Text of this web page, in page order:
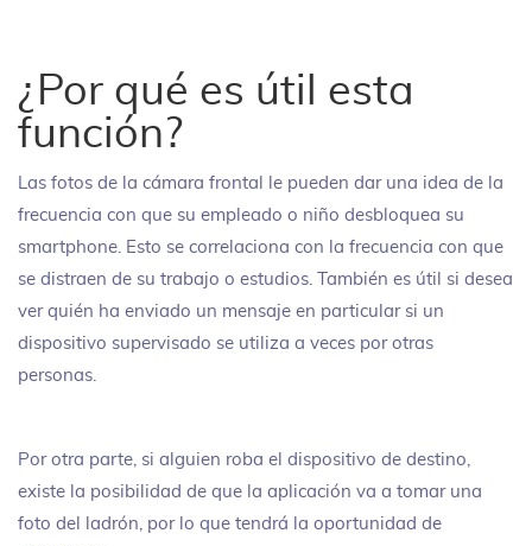
¿Por qué es útil esta
función?
Las fotos de la cámara frontal le pueden dar una idea de la
frecuencia con que su empleado o niño desbloquea su
smartphone. Esto se correlaciona con la frecuencia con que
se distraen de su trabajo o estudios. También es útil si desea
ver quién ha enviado un mensaje en particular si un
dispositivo supervisado se utiliza a veces por otras
personas.
Por otra parte, si alguien roba el dispositivo de destino,
existe la posibilidad de que la aplicación va a tomar una
foto del ladrón, por lo que tendrá la oportunidad de